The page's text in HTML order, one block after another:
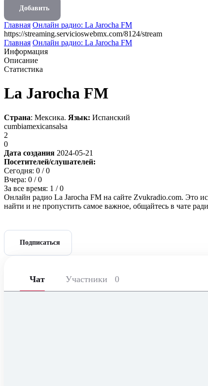
Добавить
Главная Онлайн радио: La Jarocha FM
https://streaming.servicioswebmx.com/8124/stream
Главная Онлайн радио: La Jarocha FM
Информация
Описание
Статистика
La Jarocha FM
Страна: Мексика. Язык: Испанский
cumbiamexicansalsa
2
0
Дата создания 2024-05-21
Посетителей/слушателей:
Сегодня: 0 / 0
Вчера: 0 / 0
За все время: 1 / 0
Онлайн радио La Jarocha FM на сайте Zvukradio.com. Это
найти и не пропустить самое важное, общайтесь в чате
Подписаться
Чат Участники 0